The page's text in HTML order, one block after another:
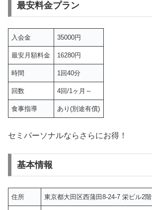
最安料金プラン
入会金 35000円
最安月額料金 16280円
時間 1回40分
回数 4回/1ヶ月～
食事指導 あり(別途有償)
セミパーソナルならさらにお得！
基本情報
住所 東京都大田区西蒲田8-24-7 栄ビル2階